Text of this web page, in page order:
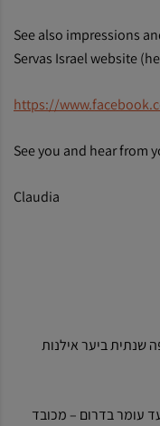
See also impressions
Servas Israel website
https://
See you and hear from
Claudia
שנתית ביער אילנות
עד עומר בדרום – מכובד